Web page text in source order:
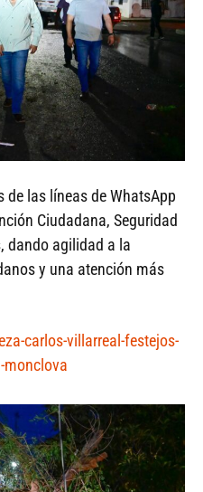
de las líneas de WhatsApp
Ciudadana, Seguridad
dando agilidad a la
y una atención más
carlos-villarreal-festejos-
monclova